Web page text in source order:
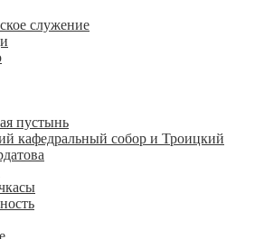
служение
пустынь
кафедральный собор и Троицкий